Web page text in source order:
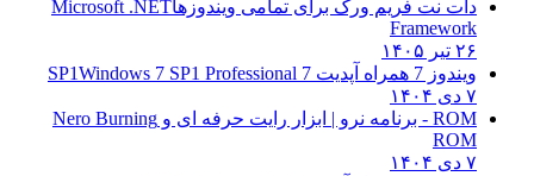
دات نت فریم ورک برای تمامی ویندوزهاMicrosoft .NET
Framework
۲۶ تیر ۱۴۰۵
ویندوز 7 همراه آپدیت 7 SP1
Windows 7 SP1 Professional
۷ دی ۱۴۰۴
ROM - برنامه نرو | ابزار رایت حرفه ای و
Nero Burning
ROM
۷ دی ۱۴۰۴